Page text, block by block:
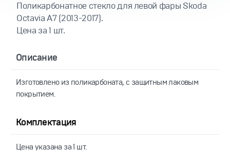
Поликарбонатное стекло для левой фары Skoda
Octavia A7 (2013-2017).
Цена за 1 шт.
Описание
Изготовлено из поликарбоната, с защитным лаковым
покрытием.
Комплектация
Цена указана за 1 шт.